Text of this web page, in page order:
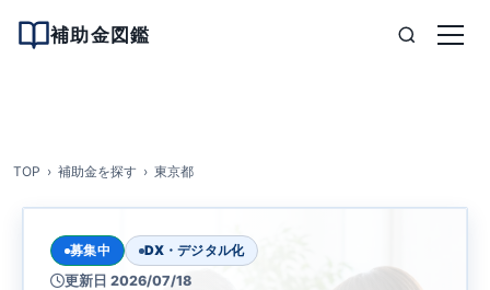
補助金図鑑
TOP 補助金を探す 東京都
募集中
DX・デジタル化
更新日 2026/07/18